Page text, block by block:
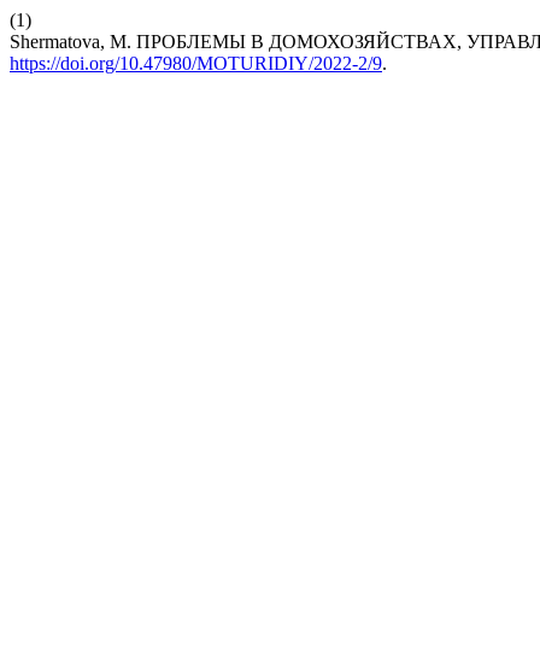
(1)
Shermatova, M. ПРОБЛЕМЫ В ДОМОХОЗЯЙСТВАХ,
https://doi.org/10.47980/MOTURIDIY/2022-2/9.